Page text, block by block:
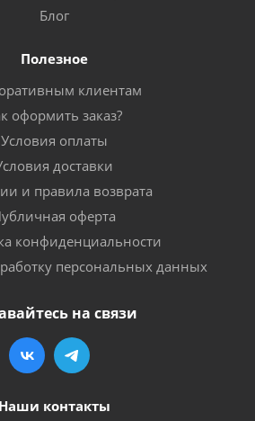
Блог
Полезное
клиентам
оформить заказ?
Условия оплаты
доставки
и правила возврата
оферта
конфиденциальности
персональных данных
на связи
Наши контакты